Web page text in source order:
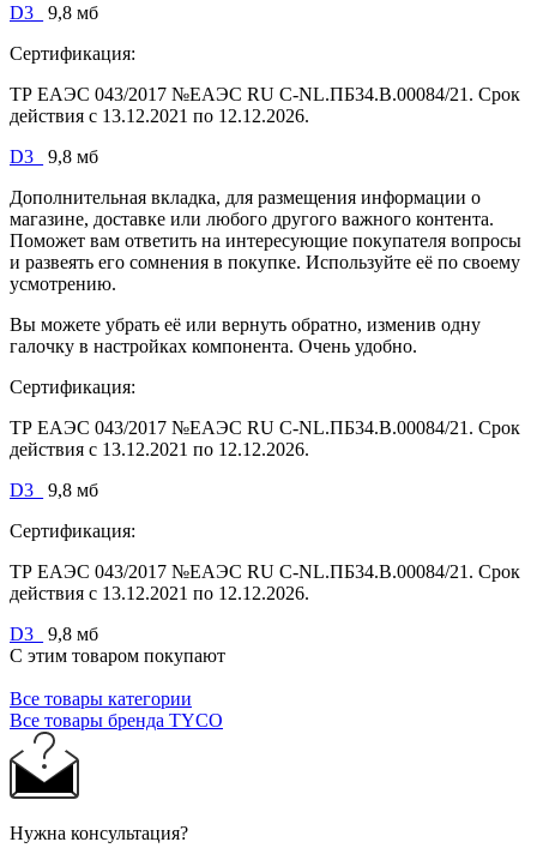
D3_
9,8 мб
Сертификация:
ТР ЕАЭС 043/2017 №ЕАЭС RU C-NL.ПБ34.В.00084/21. Срок
действия с 13.12.2021 по 12.12.2026.
D3_
9,8 мб
Дополнительная вкладка, для размещения информации о
магазине, доставке или любого другого важного контента.
Поможет вам ответить на интересующие покупателя вопросы
и развеять его сомнения в покупке. Используйте её по своему
усмотрению.
Вы можете убрать её или вернуть обратно, изменив одну
галочку в настройках компонента. Очень удобно.
Сертификация:
ТР ЕАЭС 043/2017 №ЕАЭС RU C-NL.ПБ34.В.00084/21. Срок
действия с 13.12.2021 по 12.12.2026.
D3_
9,8 мб
Сертификация:
ТР ЕАЭС 043/2017 №ЕАЭС RU C-NL.ПБ34.В.00084/21. Срок
действия с 13.12.2021 по 12.12.2026.
D3_
9,8 мб
С этим товаром покупают
Все товары категории
Все товары бренда TYCO
Нужна консультация?